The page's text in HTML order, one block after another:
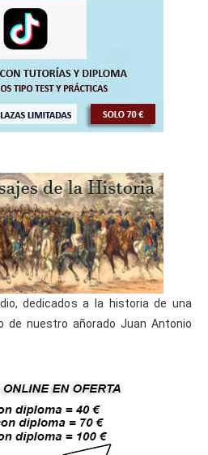
dedicados a la historia de una
de nuestro añorado Juan Antonio